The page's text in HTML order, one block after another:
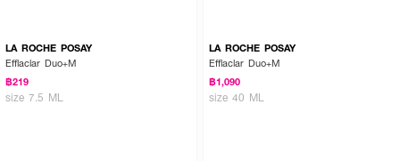
LA ROCHE POSAY
Efflaclar Duo+M
฿219
size 7.5 ML
LA ROCHE POSAY
Efflaclar Duo+M
฿1,090
size 40 ML